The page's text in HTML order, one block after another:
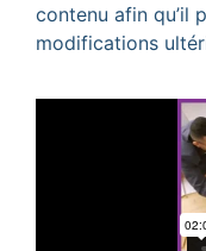
contenu afin qu’il
modifications